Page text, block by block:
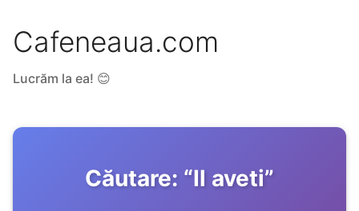
Cafeneaua.com
Lucrăm la ea! 😊
Căutare: “Il aveti”